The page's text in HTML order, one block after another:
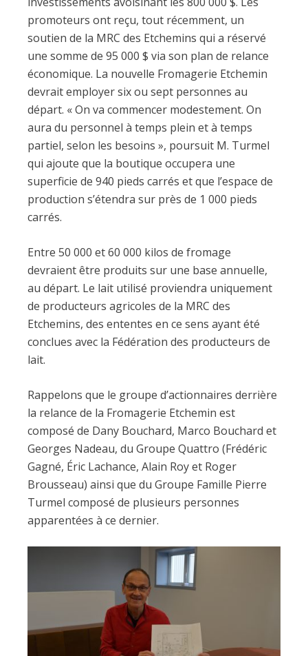
promoteurs ont reçu, tout récemment, un
soutien de la MRC des Etchemins qui a réservé
une somme de 95 000 $ via son plan de relance
économique. La nouvelle Fromagerie Etchemin
devrait employer six ou sept personnes au
départ. « On va commencer modestement. On
aura du personnel à temps plein et à temps
partiel, selon les besoins », poursuit M. Turmel
qui ajoute que la boutique occupera une
superficie de 940 pieds carrés et que l’espace de
production s’étendra sur près de 1 000 pieds
carrés.
Entre 50 000 et 60 000 kilos de fromage
devraient être produits sur une base annuelle,
au départ. Le lait utilisé proviendra uniquement
de producteurs agricoles de la MRC des
Etchemins, des ententes en ce sens ayant été
conclues avec la Fédération des producteurs de
lait.
Rappelons que le groupe d’actionnaires derrière
la relance de la Fromagerie Etchemin est
composé de Dany Bouchard, Marco Bouchard et
Georges Nadeau, du Groupe Quattro (Frédéric
Gagné, Éric Lachance, Alain Roy et Roger
Brousseau) ainsi que du Groupe Famille Pierre
Turmel composé de plusieurs personnes
apparentées à ce dernier.